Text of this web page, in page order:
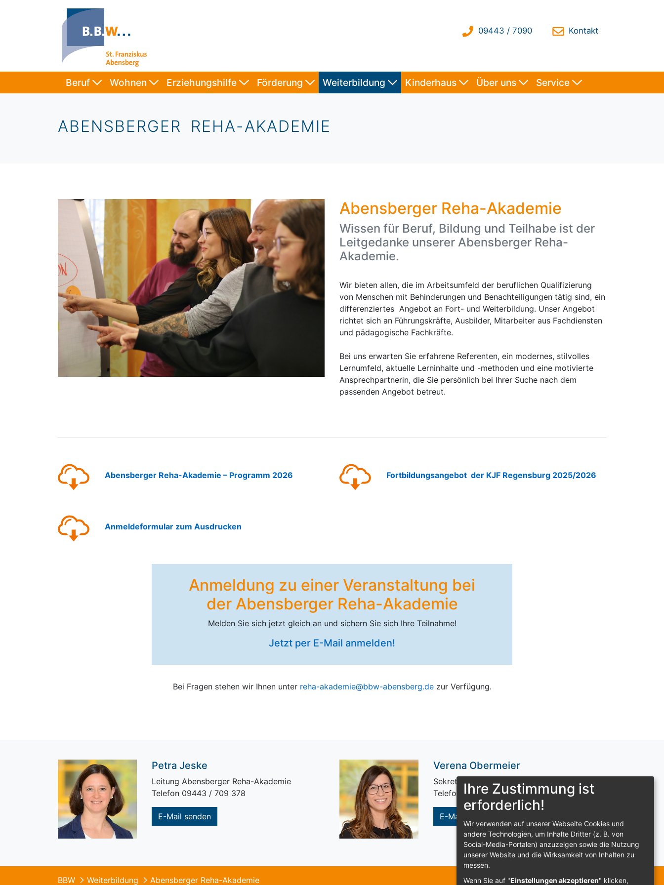
Beruf Wohnen Erziehungshilfe Förderung Weiterbildung Kinderhaus Über uns Service
ABENSBERGER REHA-AKADEMIE
Abensberger Reha-Akademie
Wissen für Beruf, Bildung und Teilhabe ist der
Leitgedanke unserer Abensberger Reha-
Akademie.
Wir bieten allen, die im Arbeitsumfeld der beruflichen Qualifizierung
von Menschen mit Behinderungen und Benachteiligungen tätig sind, ein
differenziertes Angebot an Fort- und Weiterbildung. Unser Angebot
richtet sich an Führungskräfte, Ausbilder, Mitarbeiter aus Fachdiensten
und pädagogische Fachkräfte.
Bei uns erwarten Sie erfahrene Referenten, ein modernes, stilvolles
Lernumfeld, aktuelle Lerninhalte und -methoden und eine motivierte
Ansprechpartnerin, die Sie persönlich bei Ihrer Suche nach dem
passenden Angebot betreut.
Abensberger Reha-Akademie – Programm 2026 Fortbildungsangebot der KJF Regensburg 2025/2026
Anmeldeformular zum Ausdrucken
Anmeldung zu einer Veranstaltung bei
der Abensberger Reha-Akademie
Melden Sie sich jetzt gleich an und sichern Sie sich Ihre Teilnahme!
Jetzt per E-Mail anmelden!
Bei Fragen stehen wir Ihnen unter reha-akademie@bbw-abensberg.dezur Verfügung.
Petra Jeske
Leitung Abensberger Reha-Akademie
Telefon 09443 / 709 378
E-Mail senden
Verena Obermeier
Sekretariat Akademie
Telefon 09443 / 709 378
E-Mail senden
BBW Weiterbildung Abensberger Reha-Akademie
Ihre Zustimmung ist
erforderlich!
Wir verwenden auf unserer Webseite Cookies und
andere Technologien, um Inhalte Dritter (z. B. von
Social-Media-Portalen) anzuzeigen sowie die Nutzung
unserer Website und die Wirksamkeit von Inhalten zu
messen.
Wenn Sie auf "Einstellungen akzeptieren" klicken,